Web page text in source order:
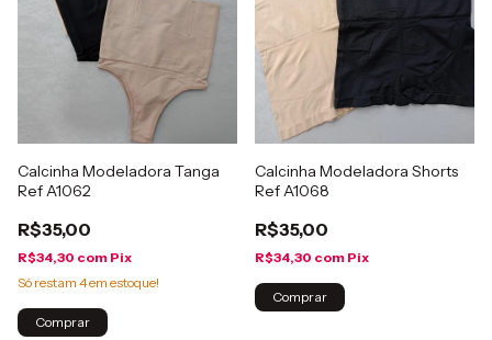
Calcinha Modeladora Tanga
Ref A1062
R$35,00
R$34,30 com Pix
Só restam 4em estoque!
Comprar
Calcinha Modeladora Shorts
Ref A1068
R$35,00
R$34,30 com Pix
Comprar